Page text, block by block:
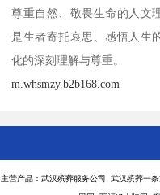
尊重自然、敬畏生命的人文
是生者寄托哀思、感悟人生
化的深刻理解与尊重。
m.whsmzy.b2b168.com
主营产品：武汉殡葬服务公司 武汉殡葬